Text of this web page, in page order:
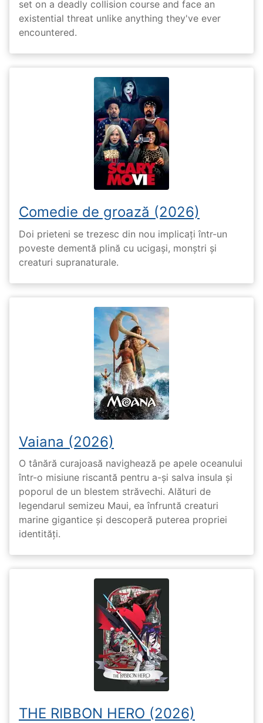
set on a deadly collision course and face an
existential threat unlike anything they've ever
encountered.
Comedie de groază (2026)
Doi prieteni se trezesc din nou implicați într-un
poveste dementă plină cu ucigași, monștri și
creaturi supranaturale.
Vaiana (2026)
O tânără curajoasă navighează pe apele oceanului
într-o misiune riscantă pentru a-și salva insula și
poporul de un blestem străvechi. Alături de
legendarul semizeu Maui, ea înfruntă creaturi
marine gigantice și descoperă puterea propriei
identități.
THE RIBBON HERO (2026)